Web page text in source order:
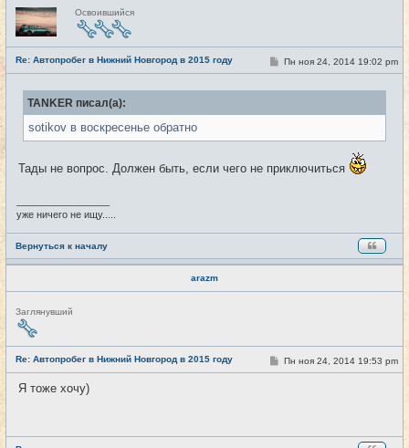
Н
е
в
с
е
т
и
Освоившийся
Re: Автопробег в Нижний Новгород в 2015 году #17
С
о
б
е
Пн ноя 24, 2014 19:02 pm
TANKER писал(а):
sotikov в воскресенье обратно
Тады не вопрос. Должен быть, если чего не приключиться
уже ничего не ищу.....
Вернуться к началу
arazm
Н
е
в
т
и
Заглянувший
Re: Автопробег в Нижний Новгород в 2015 году #18
С
о
и
Пн ноя 24, 2014 19:53 pm
Я тоже хочу)